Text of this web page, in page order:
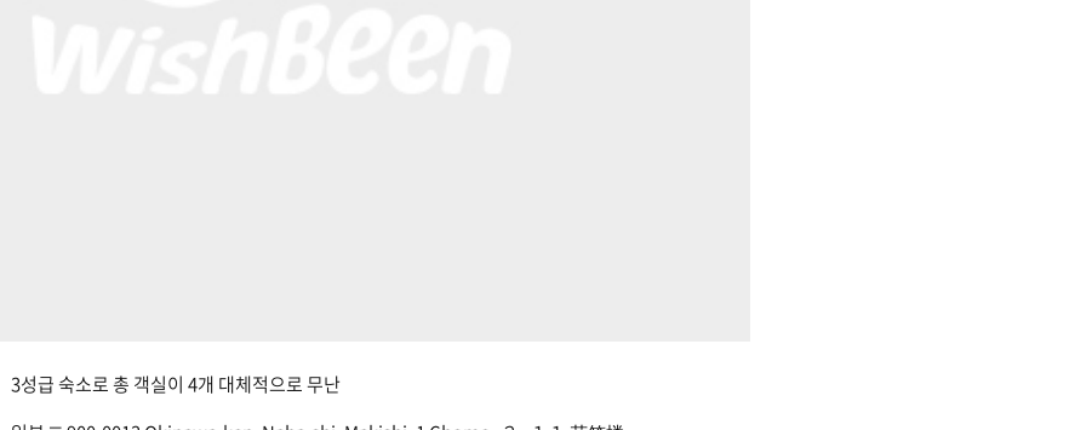
3성급 숙소로 총 객실이 4개 대체적으로 무난